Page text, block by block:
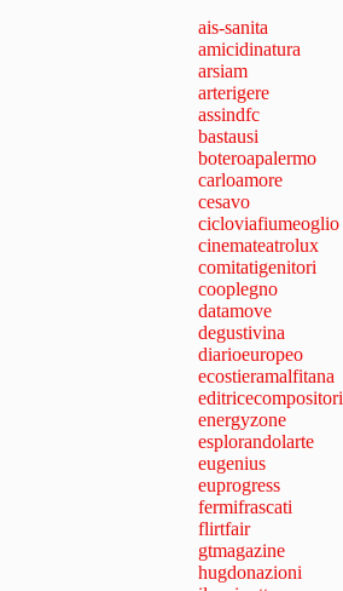
ais-sanita
amicidinatura
arsiam
arterigere
assindfc
bastausi
boteroapalermo
carloamore
cesavo
cicloviafiumeoglio
cinemateatrolux
comitatigenitori
cooplegno
datamove
degustivina
diarioeuropeo
ecostieramalfitana
editricecompositori
energyzone
esplorandolarte
eugenius
euprogress
fermifrascati
flirtfair
gtmagazine
hugdonazioni